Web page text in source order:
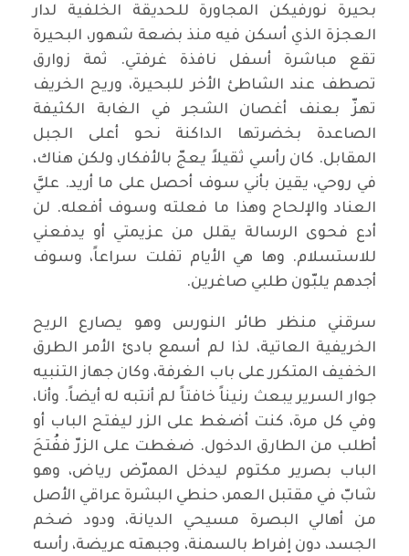
بحيرة نورفيكن المجاورة للحديقة الخلفية لدار
العجزة الذي أسكن فيه منذ بضعة شهور، البحيرة
تقع مباشرة أسفل نافذة غرفتي. ثمة زوارق
تصطف عند الشاطئ الأخر للبحيرة، وريح الخريف
تهزّ بعنف أغصان الشجر في الغابة الكثيفة
الصاعدة بخضرتها الداكنة نحو أعلى الجبل
المقابل. كان رأسي ثقيلاً يعجّ بالأفكار، ولكن هناك،
في روحي، يقين بأني سوف أحصل على ما أريد. عليَّ
العناد والإلحاح وهذا ما فعلته وسوف أفعله. لن
أدع فحوى الرسالة يقلل من عزيمتي أو يدفعني
للاستسلام. وها هي الأيام تفلت سراعاً، وسوف
أجدهم يلبّون طلبي صاغرين.
سرقني منظر طائر النورس وهو يصارع الريح
الخريفية العاتية، لذا لم أسمع بادئ الأمر الطرق
الخفيف المتكرر على باب الغرفة، وكان جهاز التنبيه
جوار السرير يبعث رنيناً خافتاً لم أنتبه له أيضاً. وأنا،
وفي كل مرة، كنت أضغط على الزر ليفتح الباب أو
أطلب من الطارق الدخول. ضغطت على الزرّ ففُتحَ
الباب بصرير مكتوم ليدخل الممرّض رياض، وهو
شابّ في مقتبل العمر، حنطي البشرة عراقي الأصل
من أهالي البصرة مسيحي الديانة، ودود ضخم
الجسد، دون إفراط بالسمنة، وجبهته عريضة، رأسه